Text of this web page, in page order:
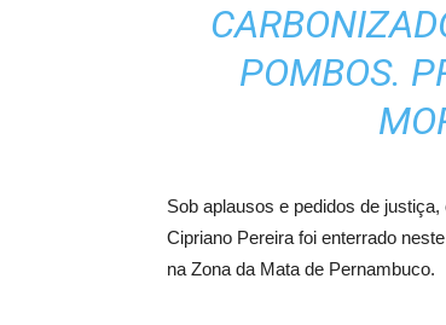
POMBOS.
Sob aplausos e pedidos de
Cipriano Pereira foi enterrado
na Zona da Mata de Pernambuco.